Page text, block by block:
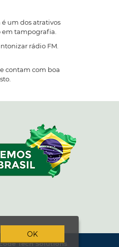
um dos atrativos
em tampografia.
rádio FM.
contam com boa
Tech Solutions.
OK